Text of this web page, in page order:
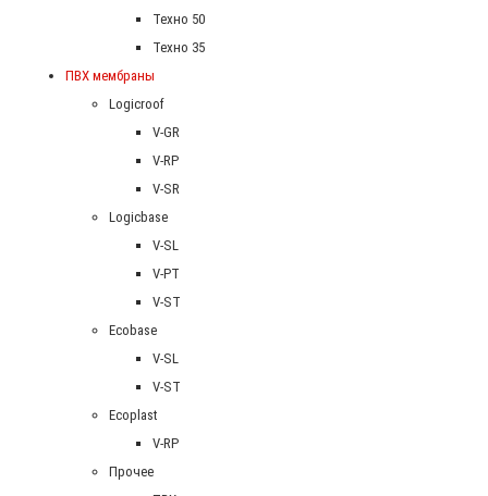
Техно 50
Техно 35
ПВХ мембраны
Logicroof
V-GR
V-RP
V-SR
Logicbase
V-SL
V-PT
V-ST
Ecobase
V-SL
V-ST
Ecoplast
V-RP
Прочее